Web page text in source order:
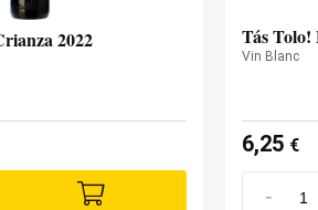
2022 Tás Tolo!
Vin Blanc
6,25 €
-